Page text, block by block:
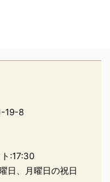
も近くにいる人たち
19-8
:17:30
日、月曜日の祝日